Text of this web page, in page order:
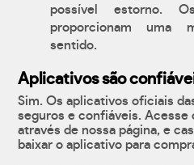
possível estorno.
proporcionam uma
sentido.
Aplicativos são
Sim. Os aplicativos oficiais
seguros e confiáveis. Acesse
através de nossa página, e
baixar o aplicativo para